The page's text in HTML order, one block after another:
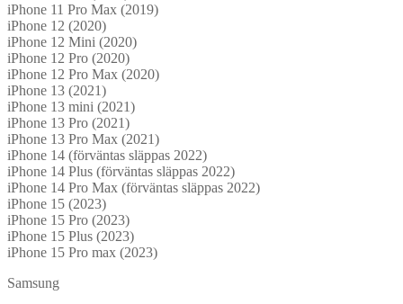
iPhone 11 Pro Max (2019)
iPhone 12 (2020)
iPhone 12 Mini (2020)
iPhone 12 Pro (2020)
iPhone 12 Pro Max (2020)
iPhone 13 (2021)
iPhone 13 mini (2021)
iPhone 13 Pro (2021)
iPhone 13 Pro Max (2021)
iPhone 14 (förväntas släppas 2022)
iPhone 14 Plus (förväntas släppas 2022)
iPhone 14 Pro Max (förväntas släppas 2022)
iPhone 15 (2023)
iPhone 15 Pro (2023)
iPhone 15 Plus (2023)
iPhone 15 Pro max (2023)
Samsung